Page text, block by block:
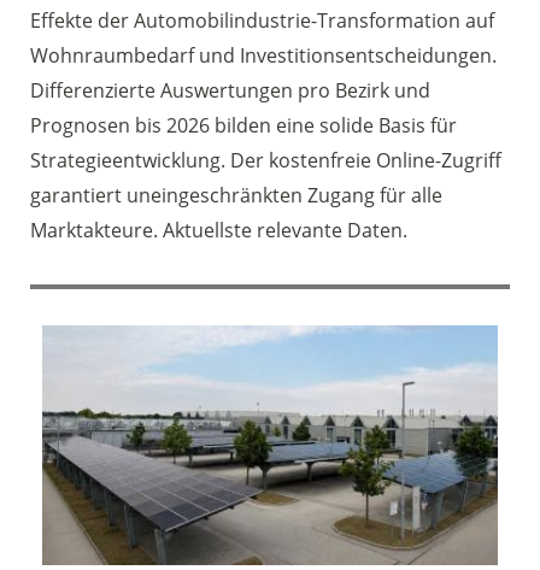
Effekte der Automobilindustrie-Transformation auf
Wohnraumbedarf und Investitionsentscheidungen.
Differenzierte Auswertungen pro Bezirk und
Prognosen bis 2026 bilden eine solide Basis für
Strategieentwicklung. Der kostenfreie Online-Zugriff
garantiert uneingeschränkten Zugang für alle
Marktakteure. Aktuellste relevante Daten.